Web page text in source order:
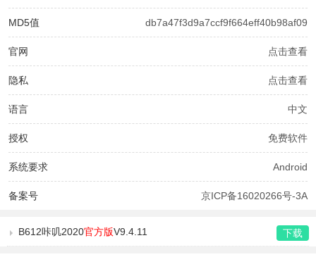
MD5值 db7a47f3d9a7ccf9f664eff40b98af09
官网 点击查看
隐私 点击查看
语言 中文
授权 免费软件
系统要求 Android
备案号 京ICP备16020266号-3A
B612咔叽2020官方版V9.4.11 下载